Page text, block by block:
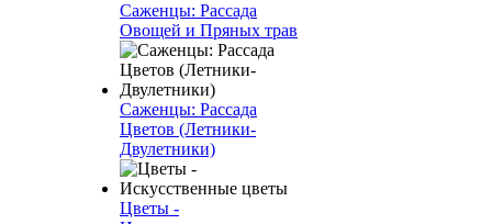
Саженцы: Рассада
Овощей и Пряных трав
Саженцы: Рассада
Цветов (Летники-
Двулетники)
Цветы -